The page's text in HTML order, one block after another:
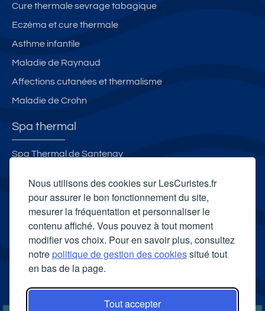
Nous utilisons des cookies sur LesCuristes.fr
pour assurer le bon fonctionnement du site,
mesurer la fréquentation et personnaliser le
contenu affiché. Vous pouvez à tout moment
modifier vos choix. Pour en savoir plus, consultez
notrepolitique de gestion des cookiessitué tout
en bas de la page.
Tout accepter
Cure thermale sevrage tabagique
Eczéma et cure thermale
Asthme infantile
Maladie de Raynaud
Affections cutanées et thermalisme
Maladie de Crohn
Spa thermal
Spa Thermal de Santenay
Spa thermal Salinea Spa
Carte cadeau spa Vichy
Carte cadeau spa Bagnoles-de-l'Orne
Carte cadeau spa Saubusse
Carte cadeau spa Châtel-Guyon